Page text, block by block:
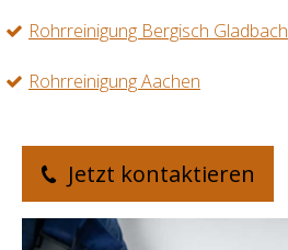
Rohrreinigung Bergisch Gladbach
Rohrreinigung Aachen
Jetzt kontaktieren